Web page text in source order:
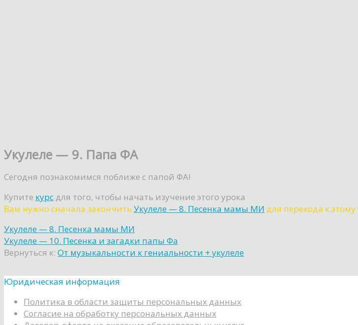
Укулеле — 9. Папа ФА
Сегодня познакомимся поближе с папой ФА!
Купите курс для того, чтобы начать изучение этого урока
Вам нужно сначала закончить Укулеле — 8. Песенка мамы МИ для перехода к этому
Укулеле — 8. Песенка мамы МИ
Укулеле — 10. Песенка и загадки папы Фа
Вернуться к: От музыкальности к гениальности + укулеле
Юридическая информация
Политика в области защиты персональных данных
Согласие на обработку персональных данных